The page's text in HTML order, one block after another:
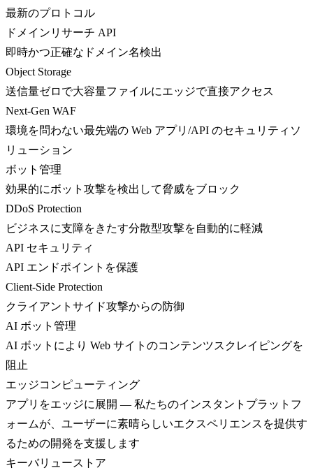
最新のプロトコル
ドメインリサーチ API
即時かつ正確なドメイン名検出
Object Storage
送信量ゼロで大容量ファイルにエッジで直接アクセス
Next-Gen WAF
環境を問わない最先端の Web アプリ/API のセキュリティソ
リューション
ボット管理
効果的にボット攻撃を検出して脅威をブロック
DDoS Protection
ビジネスに支障をきたす分散型攻撃を自動的に軽減
API セキュリティ
API エンドポイントを保護
Client-Side Protection
クライアントサイド攻撃からの防御
AI ボット管理
AI ボットにより Web サイトのコンテンツスクレイピングを
阻止
エッジコンピューティング
アプリをエッジに展開 — 私たちのインスタントプラットフ
ォームが、ユーザーに素晴らしいエクスペリエンスを提供す
るための開発を支援します
キーバリューストア